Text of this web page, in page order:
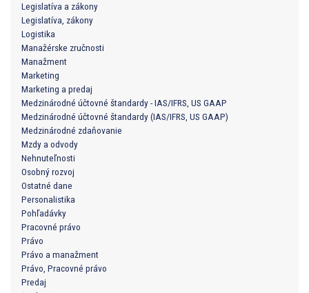
Legislatíva a zákony
Legislatíva, zákony
Logistika
Manažérske zručnosti
Manažment
Marketing
Marketing a predaj
Medzinárodné účtovné štandardy - IAS/IFRS, US GAAP
Medzinárodné účtovné štandardy (IAS/IFRS, US GAAP)
Medzinárodné zdaňovanie
Mzdy a odvody
Nehnuteľnosti
Osobný rozvoj
Ostatné dane
Personalistika
Pohľadávky
Pracovné právo
Právo
Právo a manažment
Právo, Pracovné právo
Predaj